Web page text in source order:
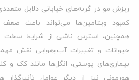
ریزش مو در گربه‌های خیابانی دلایل
کمبود ویتامین‌ها می‌تواند باعث
همچنین، استرس ناشی از شرایط سخت
حیوانات و تغییرات آب‌وهوایی نقش
بیماری‌های پوستی، انگل‌ها مانند کک و
هورمونی نیز از دیگر عوامل تأثیرگذار